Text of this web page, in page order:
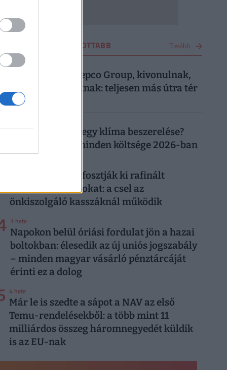
LEGOLVASOTTABB Tovább
4 hete
Most közölte a Pepco Group, kivonulnak,
vége egy korszaknak: teljesen más útra tér
át a boltlánc
Mennyibe kerül egy klíma beszerelése?
Egy klíma ára, minden költsége 2026-ban
"Banántrükkel" fosztják ki rafinált
vásárolók a boltokat: a csel az
önkiszolgáló kasszáknál működik
1 hete
Napokon belül óriási fordulat jön a hazai
boltokban: élesedik az új uniós jogszabály
– minden magyar vásárló pénztárcáját
érinti ez a dolog
4 hete
Már le is szedte a sápot a NAV az első
Temu-rendelésekből: a több mint 11
milliárdos összeg háromnegyedét küldik
is az EU-nak